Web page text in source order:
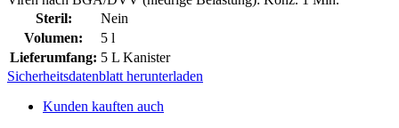
Steril:
Nein
Volumen:
5 l
Lieferumfang: 5 L Kanister
Sicherheitsdatenblatt herunterladen
Kunden kauften auch